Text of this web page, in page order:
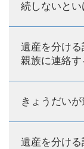
続しないと
遺産を分け
親族に連絡
きょうだい
遺産を分け